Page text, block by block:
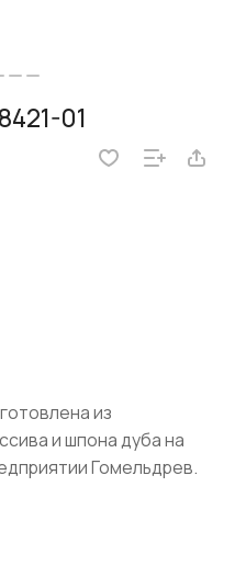
01
из
и шпона дуба на
Гомельдрев.